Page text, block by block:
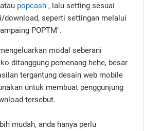
atau popcash , lalu setting sesuai
download, seperti settingan melalui
POPTM".
modal seberani
ditanggung pemenang hehe, besar
tergantung desain web mobile
untuk membuat penggunjung
tersebut.
mudah, anda hanya perlu